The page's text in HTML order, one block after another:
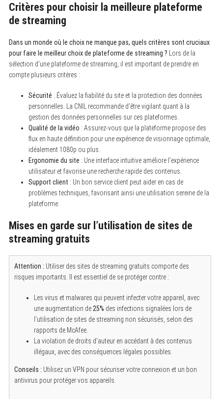
Critères pour choisir la meilleure plateforme
de streaming
Dans un monde où le choix ne manque pas, quels critères sont cruciaux
pour faire le meilleur choix de plateforme de streaming ? Lors de la
sélection d’une plateforme de streaming, il est important de prendre en
compte plusieurs critères :
Sécurité : Évaluez la fiabilité du site et la protection des données
personnelles. La CNIL recommande d’être vigilant quant à la
gestion des données personnelles sur ces plateformes.
Qualité de la vidéo : Assurez-vous que la plateforme propose des
flux en haute définition pour une expérience de visionnage optimale,
idéalement 1080p ou plus.
Ergonomie du site : Une interface intuitive améliore l’expérience
utilisateur et favorise une recherche rapide des contenus.
Support client : Un bon service client peut aider en cas de
problèmes techniques, favorisant ainsi une utilisation sereine de la
plateforme.
Mises en garde sur l’utilisation de sites de
streaming gratuits
Attention : Utiliser des sites de streaming gratuits comporte des
risques importants. Il est essentiel de se protéger contre :
Les virus et malwares qui peuvent infecter votre appareil, avec
une augmentation de 25% des infections signalées lors de
l’utilisation de sites de streaming non sécurisés, selon des
rapports de McAfee.
La violation de droits d’auteur en accédant à des contenus
illégaux, avec des conséquences légales possibles.
Conseils : Utilisez un VPN pour sécuriser votre connexion et un bon
antivirus pour protéger vos appareils.
S
r
c
h
r
: